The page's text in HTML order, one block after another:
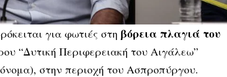
για φωτιές στη βόρεια πλαγιά του
“Δυτική Περιφερειακή του Αιγάλεω”
στην περιοχή του Ασπροπύργου.